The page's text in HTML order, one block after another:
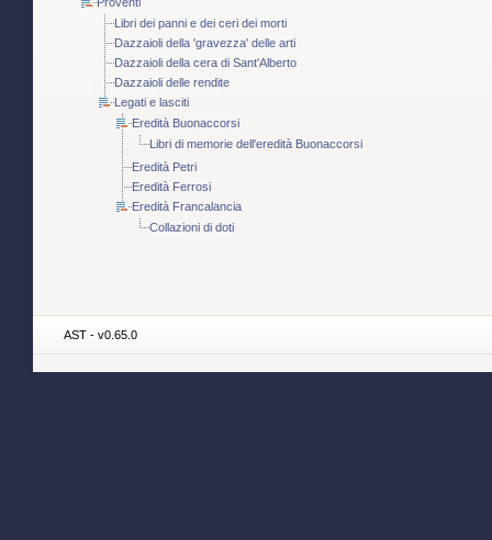
Libri dei panni e dei ceri dei morti
Dazzaioli della 'gravezza' delle arti
Dazzaioli della cera di Sant'Alberto
Dazzaioli delle rendite
Legati e lasciti
Eredità Buonaccorsi
Libri di memorie dell'eredità Buonaccorsi
Eredità Petri
Eredità Ferrosi
Eredità Francalancia
Collazioni di doti
AST - v0.65.0